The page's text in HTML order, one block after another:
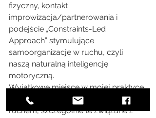
fizyczny, kontakt
improwizacja/partnerowania i
podejście „Constraints-Led
Approach” stymulujące
samoorganizację w ruchu, czyli
naszą naturalną inteligencję
motoryczną.
Wyjątkowe miejsce w mojej praktyce
zajmują aspekty naukowe związane z
ruchem, szczególnie te związane z